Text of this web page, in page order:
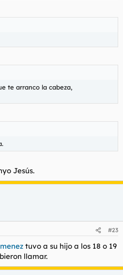
te arranco la cabeza,
Jesús.
#23
tuvo a su hijo a los 18 o 19
llamar.